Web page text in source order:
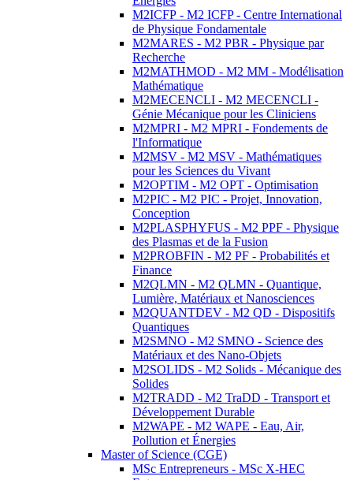
M2ICFP - M2 ICFP - Centre International
de Physique Fondamentale
M2MARES - M2 PBR - Physique par
Recherche
M2MATHMOD - M2 MM - Modélisation
Mathématique
M2MECENCLI - M2 MECENCLI -
Génie Mécanique pour les Cliniciens
M2MPRI - M2 MPRI - Fondements de
l'Informatique
M2MSV - M2 MSV - Mathématiques
pour les Sciences du Vivant
M2OPTIM - M2 OPT - Optimisation
M2PIC - M2 PIC - Projet, Innovation,
Conception
M2PLASPHYFUS - M2 PPF - Physique
des Plasmas et de la Fusion
M2PROBFIN - M2 PF - Probabilités et
Finance
M2QLMN - M2 QLMN - Quantique,
Lumière, Matériaux et Nanosciences
M2QUANTDEV - M2 QD - Dispositifs
Quantiques
M2SMNO - M2 SMNO - Science des
Matériaux et des Nano-Objets
M2SOLIDS - M2 Solids - Mécanique des
Solides
M2TRADD - M2 TraDD - Transport et
Développement Durable
M2WAPE - M2 WAPE - Eau, Air,
Pollution et Énergies
Master of Science (CGE)
MSc Entrepreneurs - MSc X-HEC